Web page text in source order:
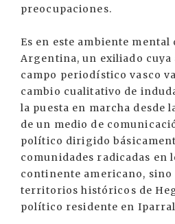
preocupaciones.
Es en este ambiente mental
Argentina, un exiliado cuya
campo periodístico vasco
cambio cualitativo de
la puesta en marcha desde
de un medio de
político dirigido
comunidades radicadas en
continente americano, sino
territorios históricos de
político residente en